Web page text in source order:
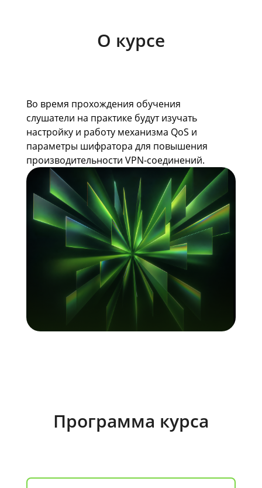
О курсе
Во время прохождения обучения
слушатели на практике будут изучать
настройку и работу механизма QoS и
параметры шифратора для повышения
производительности VPN-соединений.
Программа курса